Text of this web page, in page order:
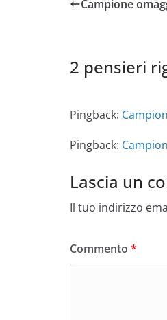
Campione
2 pensieri
Pingback:
Pingback:
Lascia un
Il tuo indirizzo
Commento *